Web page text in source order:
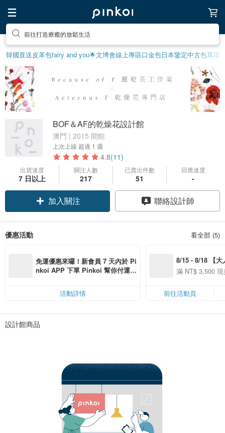
前往打造療癒的放鬆生活
韓國直送皮革包fairy and you🌟文博會線上專區口金包日本鑒定中古包耳環
BOF＆AF的乾燥花設計館
澳門 | 2015 開館
上次上線 超過 1 週
4.8(11)
出貨速度
7 日以上
關注人數
217
已賣出件數
51
回應速度
-
加入關注 聯絡設計師
優惠活動 看全部 (5)
免運優惠來囉！新會員 7 天內於 Pi
nkoi APP 下單 Pinkoi 幫你付運
活動詳情
8/15 - 8/18 【大
季】滿
50
滿 NT$ 3,500
前往活動頁
設計館商品